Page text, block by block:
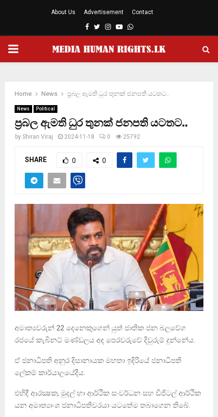
About Us Advertisement Contact
Facebook
TwitterInstagram
YoutubeWhatsapp
PRIMARY
Home News ප‍්‍රබල ඇමති ධුර තුනක් ජනපති යටතට..
News Political
ප‍්‍රබල ඇමති ධුර තුනක් ජනපති යටතට..
by Shiran Viraj 2024-11-18 0 25792
SHARE 0 0
අමාත්‍යවරුන් 22 දෙනෙකුගෙන් යුත් ජාතික ජන බලවේග
රජයේ කැබිනට් මණ්ඩලය අද පෙරවරුවේ දිවුරුම් දුන්නේය.
ඒ ජනාධිපති අනුර දිසානායක මහතා ඉදිරියේ ජනාධිපති
ලේකම් කාර්යාලයේදීය.
එහිදී ආරක්‍ෂක, මුදල් හා ආර්ථික සංවර්ධන සහ ඩිජිටල් ආර්ථික
යන අමාත්‍යාංශ ජනාධිපතිවරයා යටතේම තබාගෙන තිබේ.